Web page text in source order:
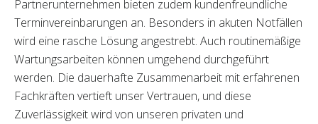
Partnerunternehmen bieten zudem kundenfreundliche
Terminvereinbarungen an. Besonders in akuten Notfällen
wird eine rasche Lösung angestrebt. Auch routinemäßige
Wartungsarbeiten können umgehend durchgeführt
werden. Die dauerhafte Zusammenarbeit mit erfahrenen
Fachkräften vertieft unser Vertrauen, und diese
Zuverlässigkeit wird von unseren privaten und